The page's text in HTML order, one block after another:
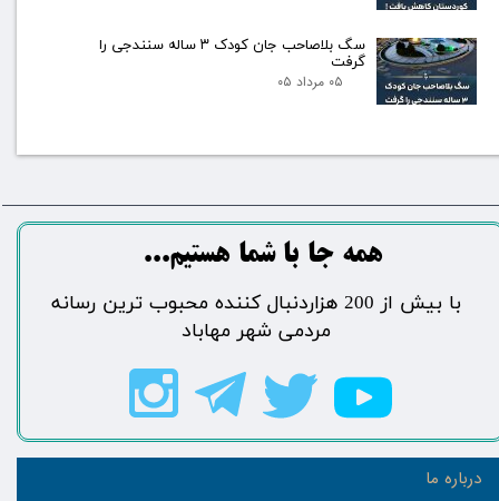
سگ بلاصاحب جان کودک ۳ ساله سنندجی را
گرفت
۰۵ مرداد ۰۵
درباره ما
​​​همه جا با شما هستیم...​​​​​​​​​​​​​​
​با بیش از 200 هزاردنبال کننده محبوب ترین رسانه
مردمی شهر مهاباد​​​​​​​​​​​​​​